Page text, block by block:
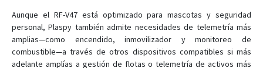
Aunque el RF-V47 está optimizado para mascotas y seguridad
personal, Plaspy también admite necesidades de telemetría más
amplias—como encendido, inmovilizador y monitoreo de
combustible—a través de otros dispositivos compatibles si más
adelante amplías a gestión de flotas o telemetría de activos más